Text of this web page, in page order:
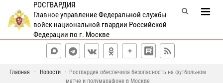
РОСГВАРДИЯ
Главное управление Федеральной службы
войск национальной гвардии Российской
Федерации по г. Москве
Главная Новости
Росгвардия обеспечила безопасность на футбольном
матче и полумарафоне в Москве